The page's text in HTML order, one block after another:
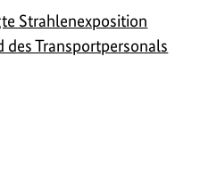
Strahlenexposition
Transportpersonals